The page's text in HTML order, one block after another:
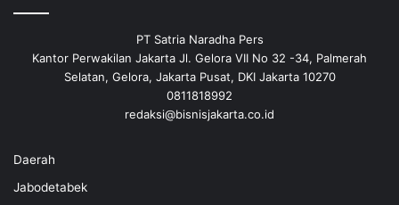
PT Satria Naradha Pers
Kantor Perwakilan Jakarta Jl. Gelora VII No 32 -34, Palmerah
Selatan, Gelora, Jakarta Pusat, DKI Jakarta 10270
0811818992
redaksi@bisnisjakarta.co.id
Daerah
Jabodetabek